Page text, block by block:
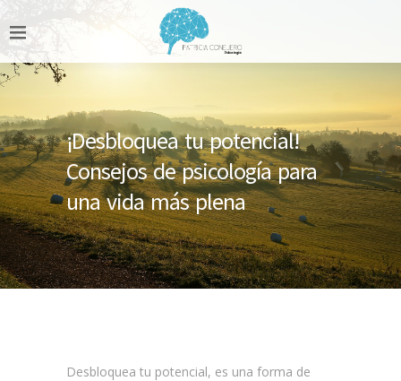
¡Desbloquea tu potencial!
Consejos de psicología para
una vida más plena
Desbloquea tu potencial, es una forma de